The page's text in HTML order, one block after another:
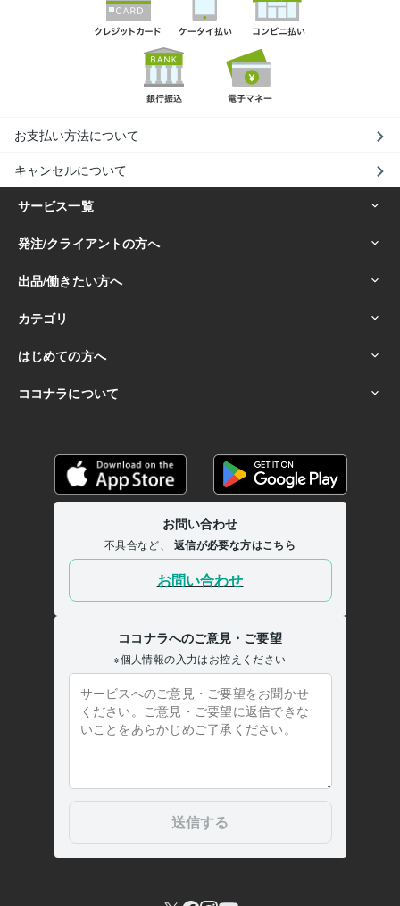
お支払い方法について
キャンセルについて